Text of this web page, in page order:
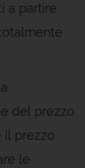
a partire
del prezzo
il prezzo
le